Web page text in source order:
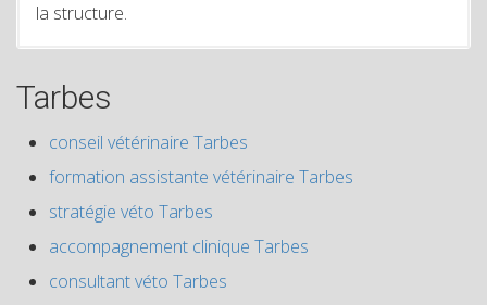
la structure.
Tarbes
conseil vétérinaire Tarbes
formation assistante vétérinaire Tarbes
stratégie véto Tarbes
accompagnement clinique Tarbes
consultant véto Tarbes